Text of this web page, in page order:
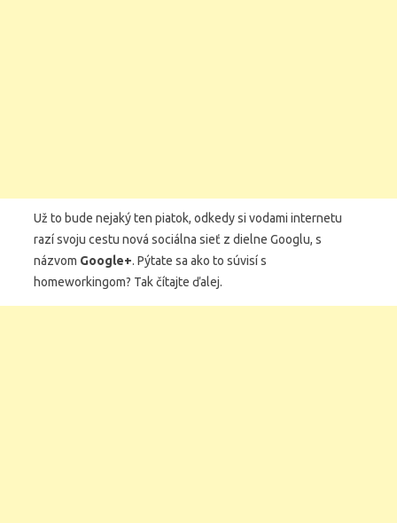
Už to bude nejaký ten piatok, odkedy si vodami internetu
razí svoju cestu nová sociálna sieť z dielne Googlu, s
názvom Google+. Pýtate sa ako to súvisí s
homeworkingom? Tak čítajte ďalej.